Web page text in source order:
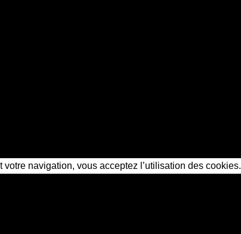
navigation, vous acceptez l’utilisation des cookies.